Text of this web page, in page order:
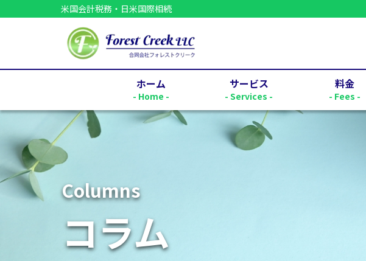
米国会計税務・日米国際相続
ホーム
- Home -
サービス
- Services -
料金
- Fees -
Columns
コラム